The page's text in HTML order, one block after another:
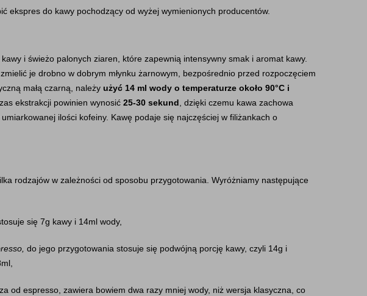
ekspres do kawy pochodzący od wyżej wymienionych producentów.
i świeżo palonych ziaren, które zapewnią intensywny smak i aromat kawy.
zmielić je drobno w dobrym młynku żarnowym, bezpośrednio przed rozpoczęciem
małą czarną, należy użyć 14 ml wody o temperaturze około 90°C i
ekstrakcji powinien wynosić 25-30 sekund , dzięki czemu kawa zachowa
ilości kofeiny. Kawę podaje się najczęściej w filiżankach o
rodzajów w zależności od sposobu przygotowania. Wyróżniamy następujące
się 7g kawy i 14ml wody,
do jego przygotowania stosuje się podwójną porcję kawy, czyli 14g i
od espresso, zawiera bowiem dwa razy mniej wody, niż wersja klasyczna, co